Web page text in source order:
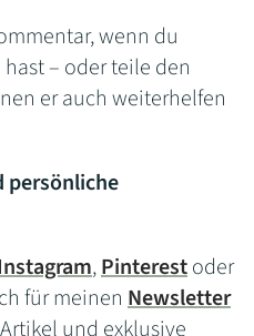
wenn du
– oder teile den
er auch weiterhelfen
persönliche
,Pinterestoder
für meinen Newsletter
und exklusive